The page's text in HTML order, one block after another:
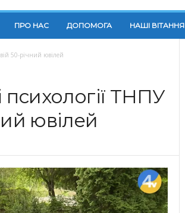
ПРО НАС ДОПОМОГА НАШІ ВІТАННЯ
50-річний ювілей
психології ТНПУ
ювілей